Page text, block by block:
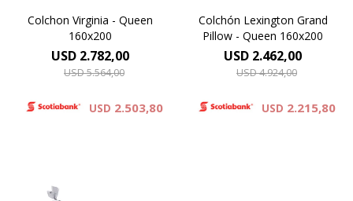
Colchon Virginia - Queen
160x200
USD 2.782,00
USD5.564,00
USD 2.503,80
Colchón Lexington Grand
Pillow - Queen 160x200
USD 2.462,00
USD4.924,00
USD 2.215,80